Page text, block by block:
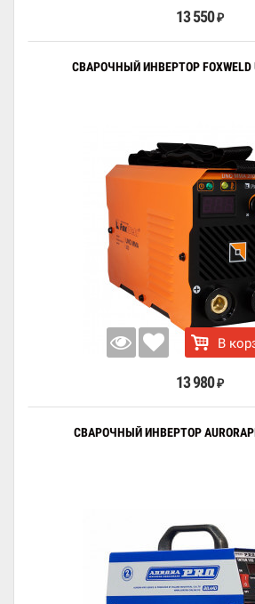
13 550 ₽
СВАРОЧНЫЙ ИНВЕРТОР FOXWELD
В
13 980 ₽
СВАРОЧНЫЙ ИНВЕРТОР